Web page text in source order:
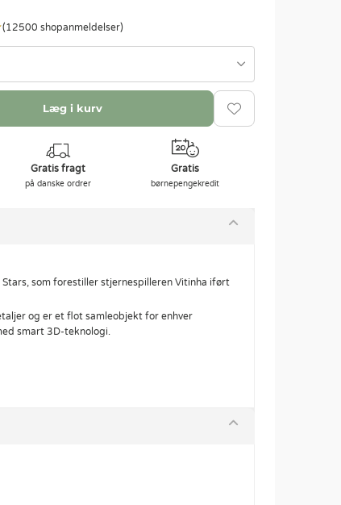
(12500 shopanmeldelser)
Læg i kurv
Gratis fragt
på danske ordrer
Gratis
børnepengekredit
som forestiller stjernespilleren Vitinha iført
og er et flot samleobjekt for enhver
smart 3D-teknologi.